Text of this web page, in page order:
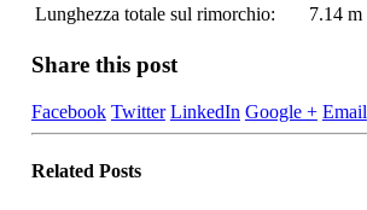
Lunghezza totale sul rimorchio:
7.14 m
Share this post
Facebook Twitter LinkedIn Google + Email
Related Posts